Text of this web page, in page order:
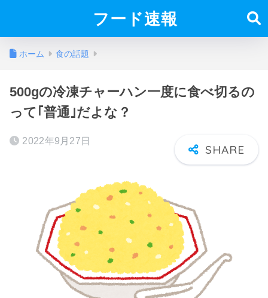
フード速報
ホーム 食の話題
500gの冷凍チャーハン一度に食べ切るの
って｢普通｣だよな？
2022年9月27日